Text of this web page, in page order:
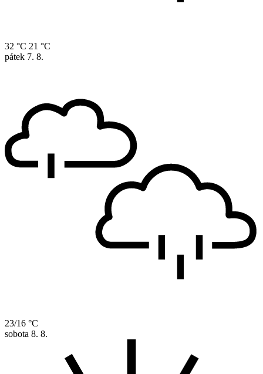
32 °C 21 °C
pátek 7. 8.
23/16 °C
sobota 8. 8.